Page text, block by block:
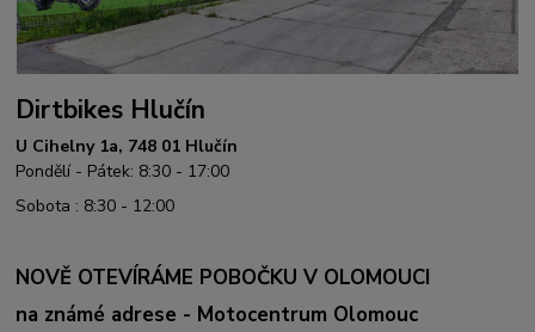
Dirtbikes Hlučín
U Cihelny 1a, 748 01 Hlučín
Pondělí - Pátek: 8:30 - 17:00
Sobota : 8:30 - 12:00
NOVĚ OTEVÍRÁME POBOČKU V OLOMOUCI
na známé adrese - Motocentrum Olomouc